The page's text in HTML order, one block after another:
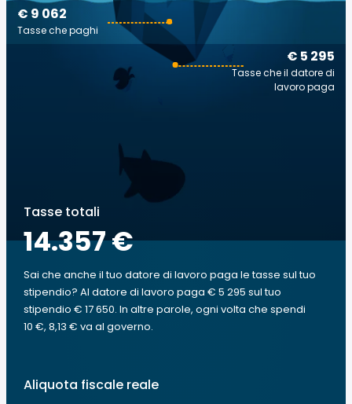
€ 5 295
Tasse che il datore di
lavoro paga
€ 9 062
Tasse che paghi
Tasse totali
14.357 €
Sai che anche il tuo datore di lavoro paga le tasse sul tuo
stipendio? Al datore di lavoro paga € 5 295 sul tuo
stipendio € 17 650. In altre parole, ogni volta che spendi
10 €, 8,13 € va al governo.
Aliquota fiscale reale